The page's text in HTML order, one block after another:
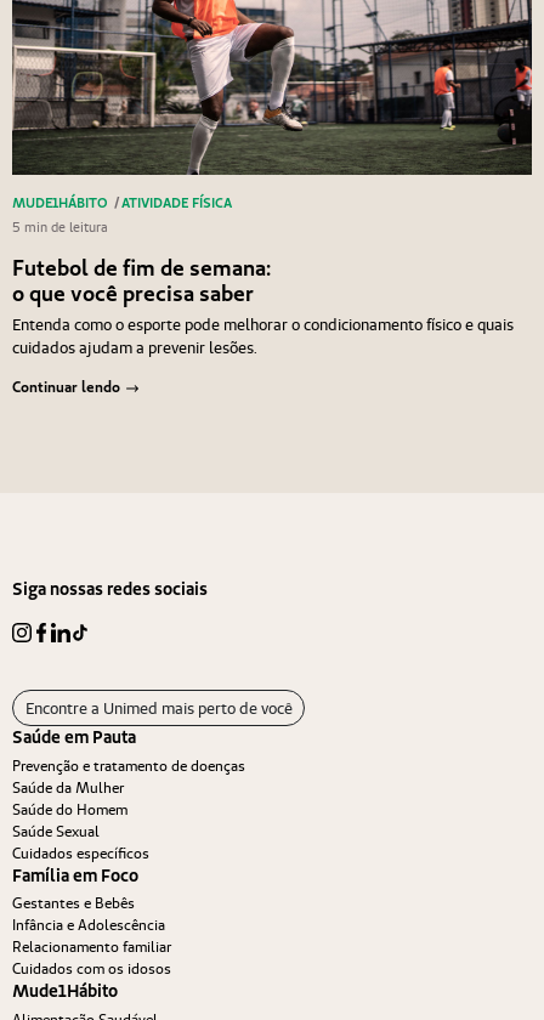
MUDE1HÁBITO /ATIVIDADE FÍSICA
5 min de leitura
Futebol de fim de semana:
o que você precisa saber
Entenda como o esporte pode melhorar o condicionamento físico e quais
cuidados ajudam a prevenir lesões.
Continuar lendo
Siga nossas redes sociais
Encontre a Unimed mais perto de você
Saúde em Pauta
Prevenção e tratamento de doenças
Saúde da Mulher
Saúde do Homem
Saúde Sexual
Cuidados específicos
Família em Foco
Gestantes e Bebês
Infância e Adolescência
Relacionamento familiar
Cuidados com os idosos
Mude1Hábito